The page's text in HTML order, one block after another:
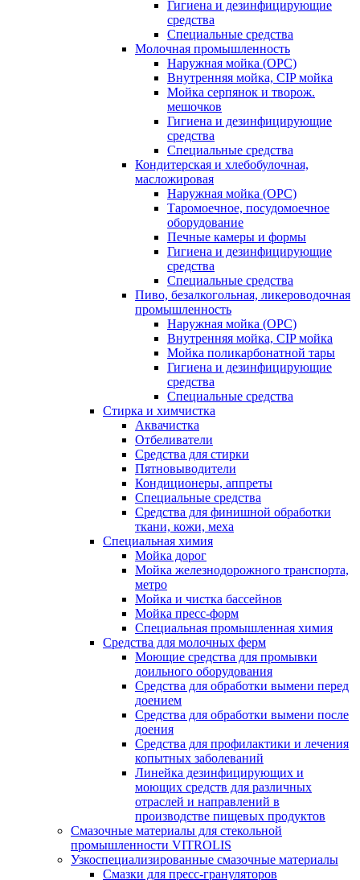
Гигиена и дезинфицирующие
средства
Специальные средства
Молочная промышленность
Наружная мойка (ОРС)
Внутренняя мойка, CIP мойка
Мойка серпянок и творож.
мешочков
Гигиена и дезинфицирующие
средства
Специальные средства
Кондитерская и хлебобулочная,
масложировая
Наружная мойка (ОРС)
Таромоечное, посудомоечное
оборудование
Печные камеры и формы
Гигиена и дезинфицирующие
средства
Специальные средства
Пиво, безалкогольная, ликероводочная
промышленность
Наружная мойка (ОРС)
Внутренняя мойка, CIP мойка
Мойка поликарбонатной тары
Гигиена и дезинфицирующие
средства
Специальные средства
Стирка и химчистка
Аквачистка
Отбеливатели
Средства для стирки
Пятновыводители
Кондиционеры, аппреты
Специальные средства
Средства для финишной обработки
ткани, кожи, меха
Специальная химия
Мойка дорог
Мойка железнодорожного транспорта,
метро
Мойка и чистка бассейнов
Мойка пресс-форм
Специальная промышленная химия
Средства для молочных ферм
Моющие средства для промывки
доильного оборудования
Средства для обработки вымени перед
доением
Средства для обработки вымени после
доения
Средства для профилактики и лечения
копытных заболеваний
Линейка дезинфицирующих и
моющих средств для различных
отраслей и направлений в
производстве пищевых продуктов
Смазочные материалы для стекольной
промышленности VITROLIS
Узкоспециализированные смазочные материалы
Смазки для пресс-грануляторов